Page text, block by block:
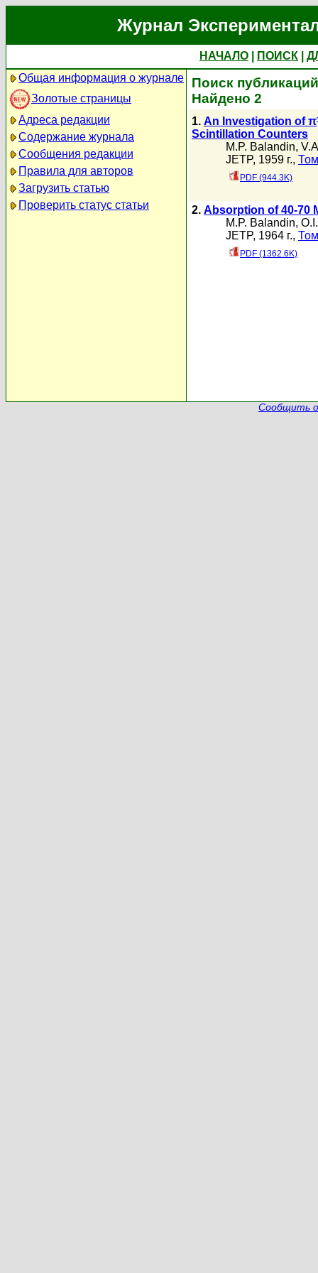
Журнал
НАЧАЛО ПОИСК
Общая информация о журнале
Золотые страницы
Адреса редакции
Содержание журнала
Сообщения редакции
Правила для авторов
Загрузить статью
Проверить статус статьи
Поиск
Найдено 2
1. An Investigation of π
Scintillation Counters
M.P. Balandin,
JETP, 1959 г.,
PDF (944.3K)
2. Absorption of 40-70
M.P. Balandin,
JETP, 1964 г.,
PDF (1362.6K)
Сообщить о